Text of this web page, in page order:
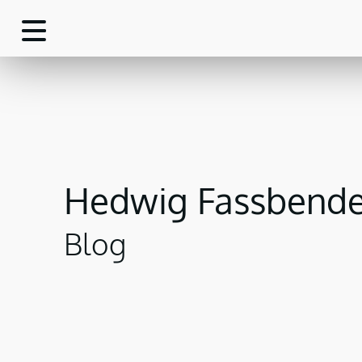
Hedwig
Blog